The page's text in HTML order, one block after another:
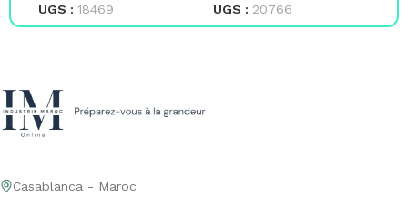
UGS : 18469 UGS : 20766
Casablanca - Maroc